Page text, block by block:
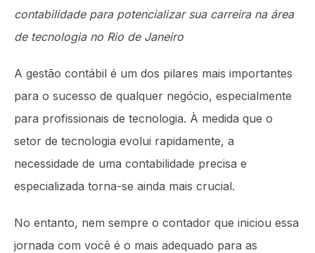
contabilidade para potencializar sua carreira na área
de tecnologia no Rio de Janeiro
A gestão contábil é um dos pilares mais importantes
para o sucesso de qualquer negócio, especialmente
para profissionais de tecnologia. À medida que o
setor de tecnologia evolui rapidamente, a
necessidade de uma contabilidade precisa e
especializada torna-se ainda mais crucial.
No entanto, nem sempre o contador que iniciou essa
jornada com você é o mais adequado para as